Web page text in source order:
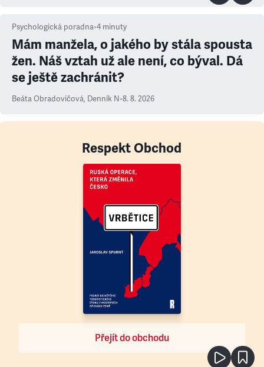
Psychologická poradna•4 minuty
Mám manžela, o jakého by stála spousta
žen. Náš vztah už ale není, co býval. Dá
se ještě zachránit?
Beáta Obradovičová, Denník N•8. 8. 2026
Respekt Obchod
Přejít do obchodu